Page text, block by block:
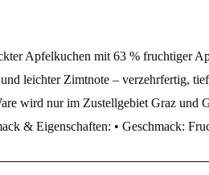
Apfelkuchen mit 63 % fruchtiger
leichter Zimtnote – verzehrfertig,
wird nur im Zustellgebiet Graz und
& Eigenschaften: • Geschmack: